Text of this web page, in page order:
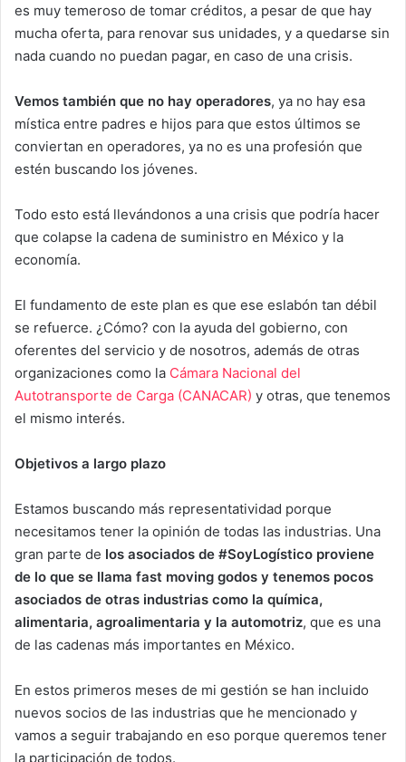
es muy temeroso de tomar créditos, a pesar de que hay
mucha oferta, para renovar sus unidades, y a quedarse sin
nada cuando no puedan pagar, en caso de una crisis.
Vemos también que no hay operadores, ya no hay esa
mística entre padres e hijos para que estos últimos se
conviertan en operadores, ya no es una profesión que
estén buscando los jóvenes.
Todo esto está llevándonos a una crisis que podría hacer
que colapse la cadena de suministro en México y la
economía.
El fundamento de este plan es que ese eslabón tan débil
se refuerce. ¿Cómo? con la ayuda del gobierno, con
oferentes del servicio y de nosotros, además de otras
organizaciones como la Cámara Nacional del
Autotransporte de Carga (CANACAR) y otras, que tenemos
el mismo interés.
Objetivos a largo plazo
Estamos buscando más representatividad porque
necesitamos tener la opinión de todas las industrias. Una
gran parte de los asociados de #SoyLogístico proviene
de lo que se llama fast moving godos y tenemos pocos
asociados de otras industrias como la química,
alimentaria, agroalimentaria y la automotriz, que es una
de las cadenas más importantes en México.
En estos primeros meses de mi gestión se han incluido
nuevos socios de las industrias que he mencionado y
vamos a seguir trabajando en eso porque queremos tener
la participación de todos.